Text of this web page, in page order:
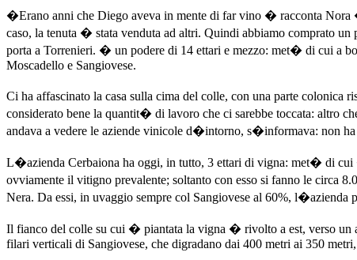
�Erano anni che Diego aveva in mente di far vino � racconta Nora
caso, la tenuta � stata venduta ad altri. Quindi abbiamo comprato
porta a Torrenieri. � un podere di 14 ettari e mezzo: met� di cui a
Moscadello e Sangiovese.
Ci ha affascinato la casa sulla cima del colle, con una parte
considerato bene la quantit� di lavoro che ci sarebbe toccata: altro
andava a vedere le aziende vinicole d�intorno, s�informava: non
L�azienda Cerbaiona ha oggi, in tutto, 3 ettari di vigna: met� di
ovviamente il vitigno prevalente; soltanto con esso si fanno le
Nera. Da essi, in uvaggio sempre col Sangiovese al 60%, l�azienda
Il fianco del colle su cui � piantata la vigna � rivolto a est, verso un
filari verticali di Sangiovese, che digradano dai 400 metri ai 350